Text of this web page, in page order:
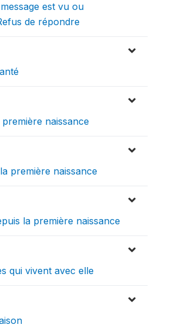
est vu ou
de répondre
naissance
première naissance
la première naissance
qui vivent avec elle